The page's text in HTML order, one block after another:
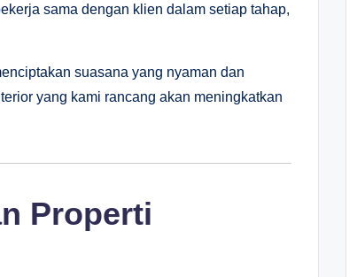
sama dengan klien dalam setiap tahap,
suasana yang nyaman dan
yang kami rancang akan meningkatkan
Properti